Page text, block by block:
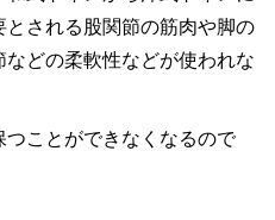
される股関節の筋肉や脚の
どの柔軟性などが使われな
ことができなくなるので